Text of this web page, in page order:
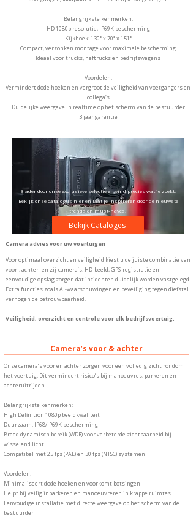
Belangrijkste kenmerken:
HD 1080p resolutie, IP69K bescherming
Kijkhoek: 130° x 70° x 151°
Compact, verzonken montage voor maximale bescherming
Ideaal voor trucks, heftrucks en bedrijfswagens
Voordelen:
Vermindert dode hoeken en vergroot de veiligheid van voetgangers en
collega’s
Duidelijke weergave in realtime op het scherm van de bestuurder
3 jaar garantie
Bekijk Cataloges
Blader door onze exclusieve selectie en vind precies wat je zoekt.
Bekijk onze catalogus hier en laat je inspireren door de nieuwste
trends en must-haves!
Camera advies voor uw voertuigen
Voor optimaal overzicht en veiligheid kiest u de juiste combinatie van
voor-, achter- en zij-camera’s. HD-beeld, GPS-registratie en
eenvoudige opslag zorgen dat incidenten duidelijk worden vastgelegd.
Extra functies zoals AI-waarschuwingen en beveiliging tegen diefstal
verhogen de betrouwbaarheid.
Veiligheid, overzicht en controle voor elk bedrijfsvoertuig.
Camera’s voor & achter
Onze camera’s voor en achter zorgen voor een volledig zicht rondom
het voertuig. Dit vermindert risico’s bij manoeuvres, parkeren en
achteruitrijden.
Belangrijkste kenmerken:
High Definition 1080p beeldkwaliteit
Duurzaam: IP68/IP69K bescherming
Breed dynamisch bereik (WDR) voor verbeterde zichtbaarheid bij
wisselend licht
Compatibel met 25 fps (PAL) en 30 fps (NTSC) systemen
Voordelen:
Minimaliseert dode hoeken en voorkomt botsingen
Helpt bij veilig inparkeren en manoeuvreren in krappe ruimtes
Eenvoudige installatie met directe weergave op het scherm van de
bestuurder